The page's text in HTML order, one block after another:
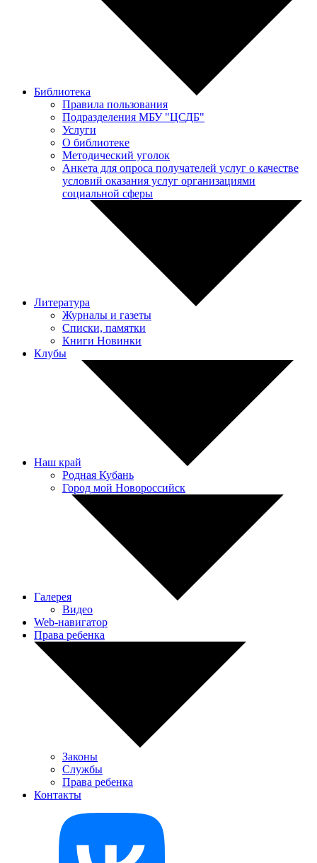
Библиотека
Правила пользования
Подразделения МБУ "ЦСДБ"
Услуги
О библиотеке
Методический уголок
Анкета для опроса получателей услуг о качестве
условий оказания услуг организациями
социальной сферы
Литература
Журналы и газеты
Списки, памятки
Книги Новинки
Клубы
Наш край
Родная Кубань
Город мой Новороссийск
Галерея
Видео
Web-навигатор
Права ребенка
Законы
Службы
Права ребенка
Контакты